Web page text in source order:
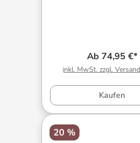
Ab 74,95 €*
inkl. MwSt. zzgl.
Kaufen
20 %